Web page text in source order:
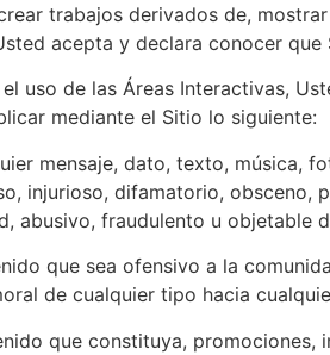
trabajos derivados de,
acepta y declara conocer
uso de las Áreas Interactivas,
mediante el Sitio lo siguiente:
mensaje, dato, texto, música,
injurioso, difamatorio, obsceno,
abusivo, fraudulento u objetable
que sea ofensivo a la
de cualquier tipo hacia
que constituya, promociones,